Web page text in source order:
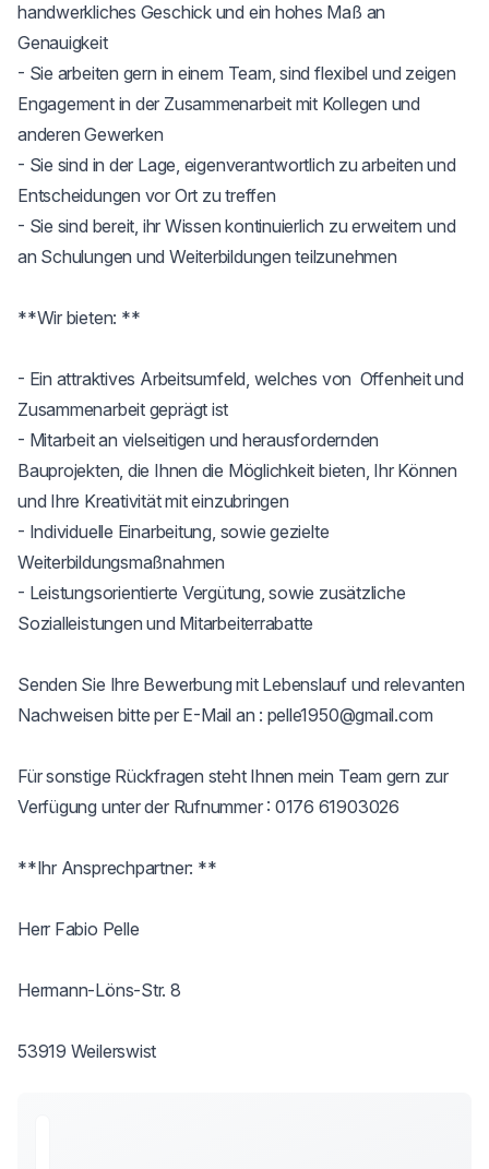
handwerkliches Geschick und ein hohes Maß an
Genauigkeit
- Sie arbeiten gern in einem Team, sind flexibel und zeigen
Engagement in der Zusammenarbeit mit Kollegen und
anderen Gewerken
- Sie sind in der Lage, eigenverantwortlich zu arbeiten und
Entscheidungen vor Ort zu treffen
- Sie sind bereit, ihr Wissen kontinuierlich zu erweitern und
an Schulungen und Weiterbildungen teilzunehmen
**Wir bieten: **
- Ein attraktives Arbeitsumfeld, welches von  Offenheit und
Zusammenarbeit geprägt ist
- Mitarbeit an vielseitigen und herausfordernden
Bauprojekten, die Ihnen die Möglichkeit bieten, Ihr Können
und Ihre Kreativität mit einzubringen
- Individuelle Einarbeitung, sowie gezielte
Weiterbildungsmaßnahmen
- Leistungsorientierte Vergütung, sowie zusätzliche
Sozialleistungen und Mitarbeiterrabatte
Senden Sie Ihre Bewerbung mit Lebenslauf und relevanten
Nachweisen bitte per E-Mail an : pelle1950@gmail.com
Für sonstige Rückfragen steht Ihnen mein Team gern zur
Verfügung unter der Rufnummer : 0176 61903026
**Ihr Ansprechpartner: **
Herr Fabio Pelle
Hermann-Löns-Str. 8
53919 Weilerswist